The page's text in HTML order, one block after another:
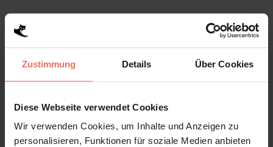
Zustimmung Details Über Cookies
Diese Webseite verwendet Cookies
Wir verwenden Cookies, um Inhalte und Anzeigen zu
personalisieren, Funktionen für soziale Medien anbieten